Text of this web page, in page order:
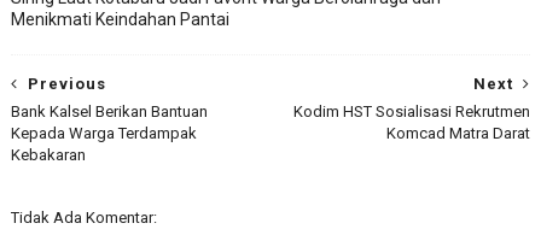
Menikmati Keindahan Pantai
Next
Kodim HST Sosialisasi Rekrutmen
Komcad Matra Darat
Previous
Bank Kalsel Berikan Bantuan
Kepada Warga Terdampak
Kebakaran
Tidak Ada Komentar: